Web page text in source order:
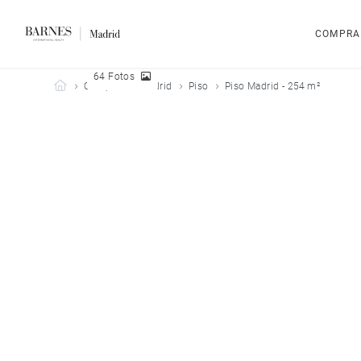
Barnes Madrid
Comprar Madrid Piso Piso Madrid - 254 m²
64 Fotos